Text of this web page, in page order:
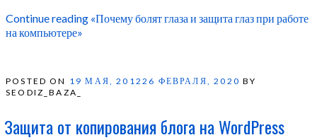
Continue reading «Почему болят глаза и защита глаз при работе
на компьютере»
POSTED ON 19 МАЯ, 201226 ФЕВРАЛЯ, 2020 BY
SEODIZ_BAZA_
Защита от копирования блога на WordPress